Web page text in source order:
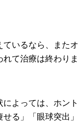
ているなら、また
れて治療は終わり
によっては、ホン
せる」「眼球突出